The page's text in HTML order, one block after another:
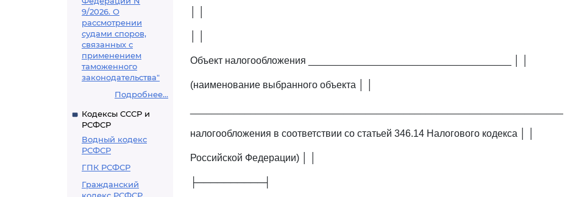
9/2026. О
рассмотрении
судами споров,
связанных с
применением
таможенного
законодательства"
Подробнее...
Кодексы СССР и
РСФСР
Водный кодекс
РСФСР
ГПК РСФСР
Гражданский
Объект налогообложения _____________________________________ │ │
(наименование выбранного объекта │ │
налогообложения в соответствии со статьей 346.14 Налогового кодекса │ │
Российской Федерации) │ │
├──────────┤